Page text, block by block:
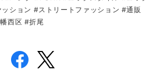
ション #ストリートファッション #通販
西区 #折尾